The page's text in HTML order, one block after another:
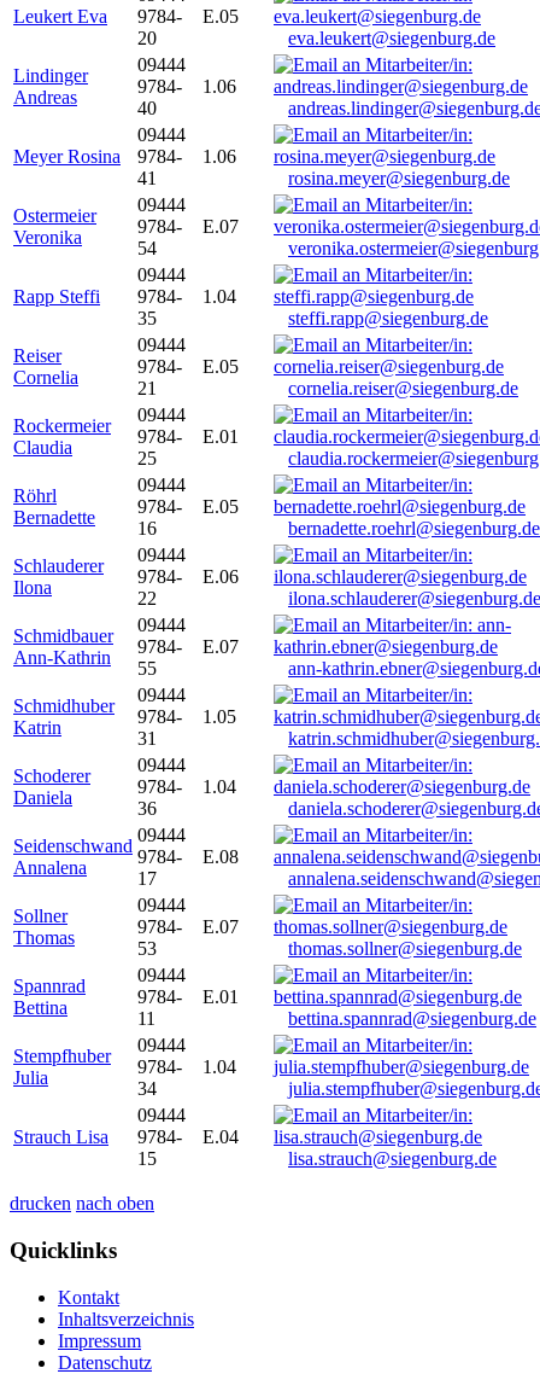
Leukert Eva
9784-
20
E.05
eva.leukert@siegenburg.de
Lindinger
Andreas
09444
9784-
40
1.06
Meyer Rosina
09444
9784-
41
1.06
rosina.meyer@siegenburg.de
Ostermeier
Veronika
09444
9784-
54
E.07
Rapp Steffi
09444
9784-
35
1.04
steffi.rapp@siegenburg.de
Reiser
Cornelia
09444
9784-
21
E.05
cornelia.reiser@siegenburg.de
Rockermeier
Claudia
09444
9784-
25
E.01
Röhrl
Bernadette
09444
9784-
16
E.05
bernadette.roehrl@siegenburg.de
Schlauderer
Ilona
09444
9784-
22
E.06
ilona.schlauderer@siegenburg.de
Schmidbauer
Ann-Kathrin
09444
9784-
55
E.07
ann-
Schmidhuber
Katrin
09444
9784-
31
1.05
Schoderer
Daniela
09444
9784-
36
1.04
Seidenschwand
Annalena
09444
9784-
17
E.08
Sollner
Thomas
09444
9784-
53
E.07
thomas.sollner@siegenburg.de
Spannrad
Bettina
09444
9784-
11
E.01
bettina.spannrad@siegenburg.de
Stempfhuber
Julia
09444
9784-
34
1.04
Strauch Lisa
09444
9784-
15
E.04
lisa.strauch@siegenburg.de
drucken nach oben
Quicklinks
Kontakt
Inhaltsverzeichnis
Impressum
Datenschutz